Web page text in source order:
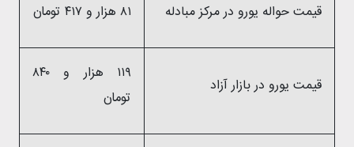
قیمت حواله یورو در مرکز مبادله ۸۱ هزار و ۴۱۷ تومان
قیمت یورو در بازار آزاد
۱۱۹ هزار و ۸۴۰
تومان